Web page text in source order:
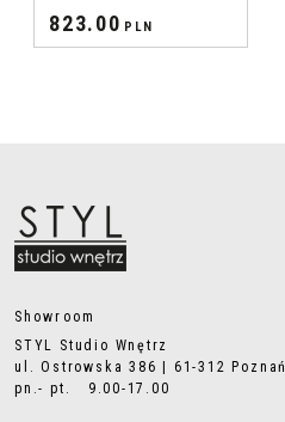
823.00 PLN
Showroom
STYL Studio Wnętrz
ul. Ostrowska 386 | 61-312 Poznań
pn.- pt. 9.00-17.00